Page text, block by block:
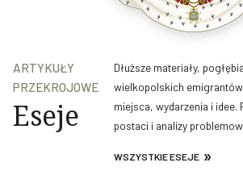
ARTYKUŁY
PRZEKROJOWE
Eseje
Dłuższe materiały,
wielkopolskich
miejsca, wydarzenia i idee.
postaci i analizy
WSZYSTKIE ESEJE